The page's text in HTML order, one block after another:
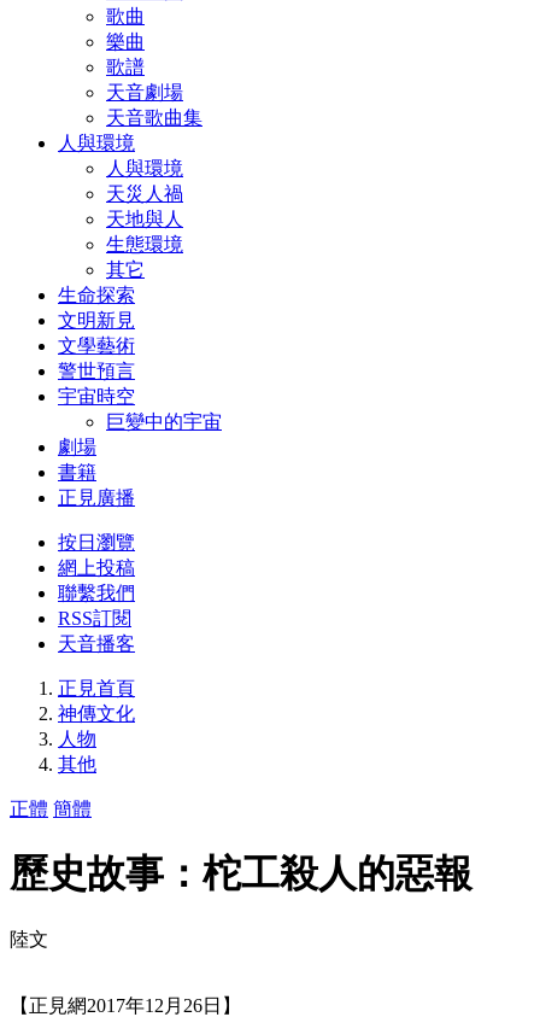
歌曲
樂曲
歌譜
天音劇場
天音歌曲集
人與環境
人與環境
天災人禍
天地與人
生態環境
其它
生命探索
文明新見
文學藝術
警世預言
宇宙時空
巨變中的宇宙
劇場
書籍
正見廣播
按日瀏覽
網上投稿
聯繫我們
RSS訂閱
天音播客
正見首頁
神傳文化
人物
其他
正體 簡體
歷史故事：柁工殺人的惡報
陸文
【正見網2017年12月26日】